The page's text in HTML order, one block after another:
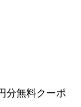
分無料クーポ